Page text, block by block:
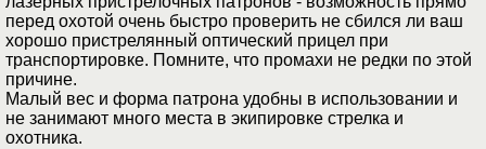
перед охотой очень быстро проверить не сбился ли ваш
хорошо пристрелянный оптический прицел при
транспортировке. Помните, что промахи не редки по этой
причине.
Малый вес и форма патрона удобны в использовании и
не занимают много места в экипировке стрелка и
охотника.